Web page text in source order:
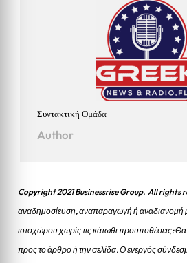
Συντακτική Ομάδα
Author
Copyright 2021 Businessrise Group. All rights
αναδημοσίευση, αναπαραγωγή ή αναδιανομή
ιστοχώρου χωρίς τις κάτωθι προυποθέσεις:
προς το άρθρο ή την σελίδα.Ο ενεργός